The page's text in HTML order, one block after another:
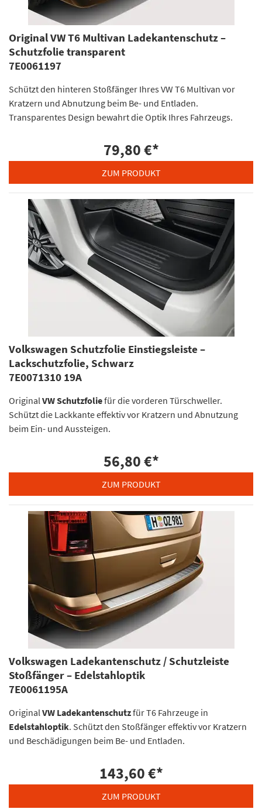
Original VW T6 Multivan Ladekantenschutz –
Schutzfolie transparent
7E0061197
Schützt den hinteren Stoßfänger Ihres VW T6 Multivan vor
Kratzern und Abnutzung beim Be- und Entladen.
Transparentes Design bewahrt die Optik Ihres Fahrzeugs.
79,80 €*
ZUM PRODUKT
Volkswagen Schutzfolie Einstiegsleiste –
Lackschutzfolie, Schwarz
7E0071310 19A
OriginalVW Schutzfoliefür die vorderen Türschweller.
Schützt die Lackkante effektiv vor Kratzern und Abnutzung
beim Ein- und Aussteigen.
56,80 €*
ZUM PRODUKT
Volkswagen Ladekantenschutz / Schutzleiste
Stoßfänger – Edelstahloptik
7E0061195A
Original VW Ladekantenschutzfür T6 Fahrzeuge in
Edelstahloptik. Schützt den Stoßfänger effektiv vor Kratzern
und Beschädigungen beim Be- und Entladen.
143,60 €*
ZUM PRODUKT